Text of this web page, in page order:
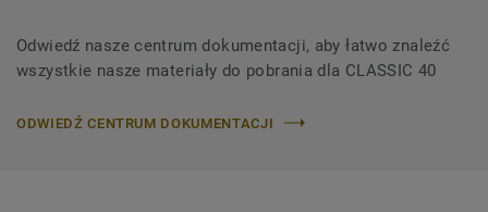
Odwiedź nasze centrum dokumentacji, aby łatwo znaleźć
wszystkie nasze materiały do ​​pobrania dla CLASSIC 40
ODWIEDŹ CENTRUM DOKUMENTACJI